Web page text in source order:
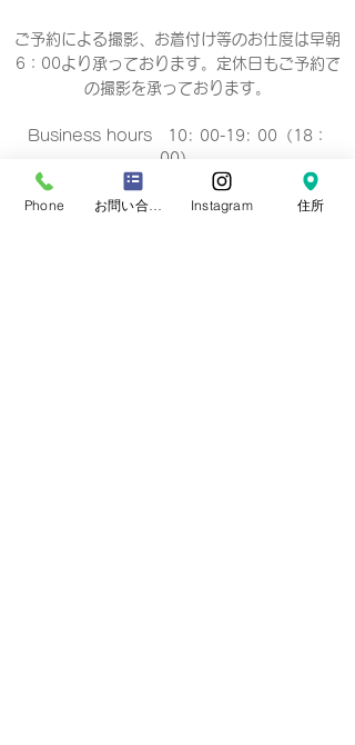
ご予約による撮影、お着付け等のお仕度は早朝
6：00より承っております。定休日もご予約で
の撮影を承っております。
Business hours 10: 00-19: 00（18：
00）
营业时间 10：00-19：00（18：00）
營業時間 10：00-19：00（18：00）
Phone お問い合わせフォーム Instagram 住所